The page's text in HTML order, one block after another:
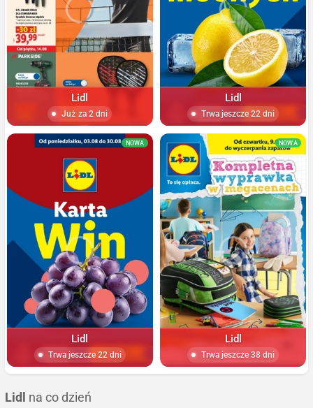
Lidl
Już za 2 dni
Lidl
Trwa jeszcze 22 dni
NOWA
Lidl
Trwa jeszcze 22 dni
NOWA
Lidl
Trwa jeszcze 38 dni
Lidl na co dzień